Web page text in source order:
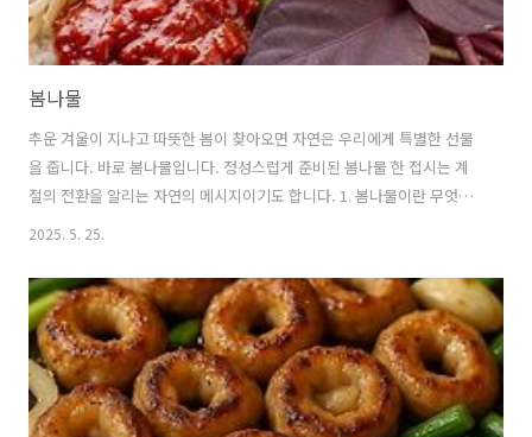
봄나물
추운 겨울이 지나고 따뜻한 봄이 찾아오면 자연은 우리에게 특별한 선물
을 줍니다. 바로 봄나물입니다. 정성스럽게 준비된 봄나물 한 접시는 계
절의 전환을 알리는 자연의 메시지이기도 합니다. 1. 봄나물이란 무엇인
가요?봄나물은 봄철에 자연적으로 자라나는 새싹이나 어린잎을 총칭하
된 영양분이 새순으로 집중되어 맛과 영양이 매우 뛰어납니다.우리 조상
들은 오랜 시간 동안 봄나물을 약재와 식재료로 활용해왔으며, 현대에 와
서도 건강식품으로 각광받고 있습니다.봄나물의 가장 큰 특징은 쓴맛과
향긋한 냄새입니다.이러한 쓴맛은 식물이 자신을 보호하기 위해 만들어
내는 천연 화합물에서 나오는데,이 성분들이 오히려 우리 몸에 좋은 효과
를 가져다줍니다.겨우내 ..
2025. 5. 25.